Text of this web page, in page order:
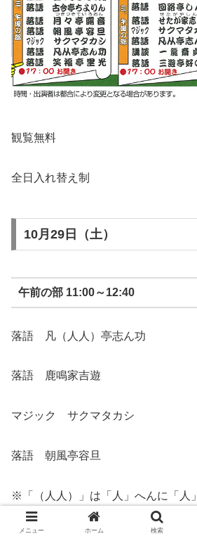
観覧無料
全日入れ替え制
10月29日（土）
午前の部 11:00～12:40
落語 凡（人人）亭志ん功
落語 鹿鳴家吉遊
マジック サクマタカシ
落語 朝風亭容旦
※「（人人）」は「人」へんに「人」
メニュー ホーム 検索